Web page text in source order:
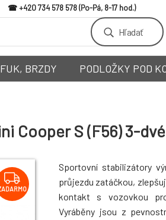
+420 734 578 578
Hľadať
BRZDY PODLOŽKY POD
S (F56) 3-
Sportovní stabilizátory
průjezdu zatáčkou,
kontakt s vozovkou
Vyráběny jsou z